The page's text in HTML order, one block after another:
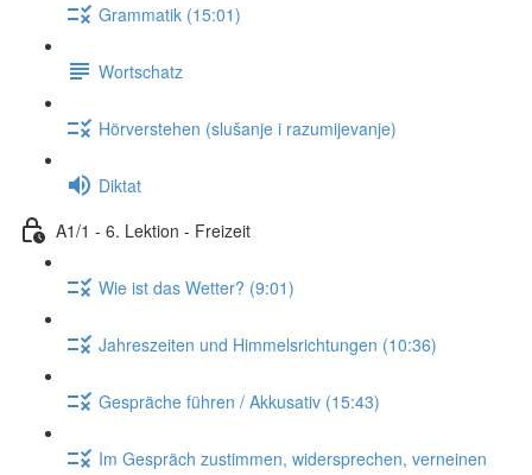
Grammatik (15:01)
Wortschatz
Hörverstehen (slušanje i razumijevanje)
Diktat
A1/1 - 6. Lektion - Freizeit
Wie ist das Wetter? (9:01)
Jahreszeiten und Himmelsrichtungen (10:36)
Gespräche führen / Akkusativ (15:43)
Im Gespräch zustimmen, widersprechen, verneinen